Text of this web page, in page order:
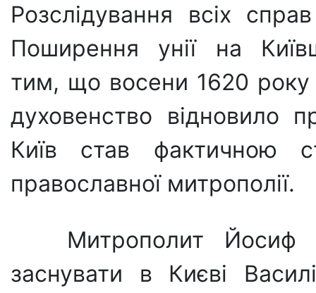
Розслідування всіх
Поширення унії на
тим, що восени 1620 року
духовенство відновило
Київ став фактичною
православної митрополії.
Митрополит Йосиф
заснувати в Києві